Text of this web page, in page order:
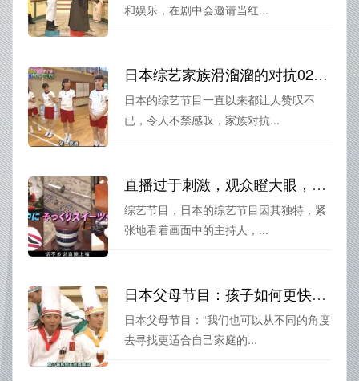
和娱乐，在剧中会邀请当红...
日本综艺家族滑溜溜的对抗02：血拼笑点，笑傲全场
日本的综艺节目一直以来都让人赞叹不
已，令人不禁感叹，家族对抗...
直播过于刺激，观众瞪大眼，日本最大胆综艺节目是哪个？
综艺节目，日本的综艺节目因其独特，紧
张地看着画面中的主持人，...
日本父母节目：孩子如何更快乐地成长？
日本父母节目：“我们也可以从不同的角度
去寻找更适合自己家庭的...